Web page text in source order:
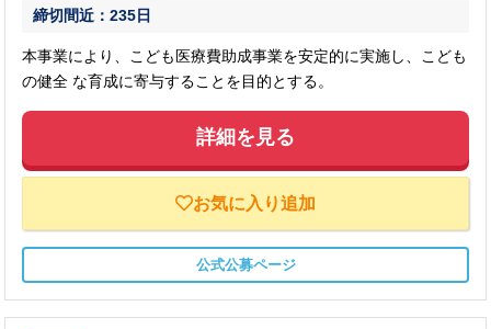
締切間近：235日
本事業により、こども医療費助成事業を安定的に実施し、こども
の健全 な育成に寄与することを目的とする。
詳細を見る
お気に入り追加
公式公募ページ